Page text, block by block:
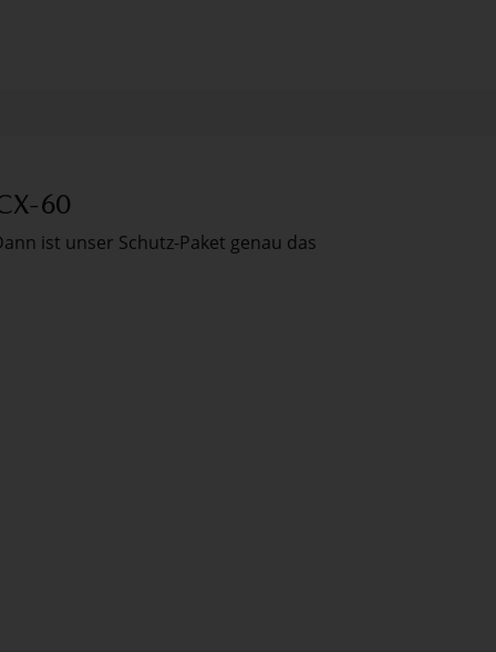
60
ist unser Schutz-Paket genau das